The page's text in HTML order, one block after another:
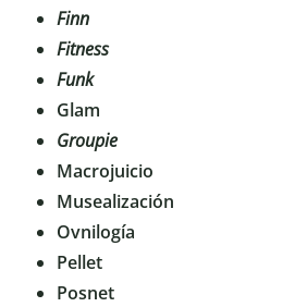
Finn
Fitness
Funk
Glam
Groupie
Macrojuicio
Musealización
Ovnilogía
Pellet
Posnet